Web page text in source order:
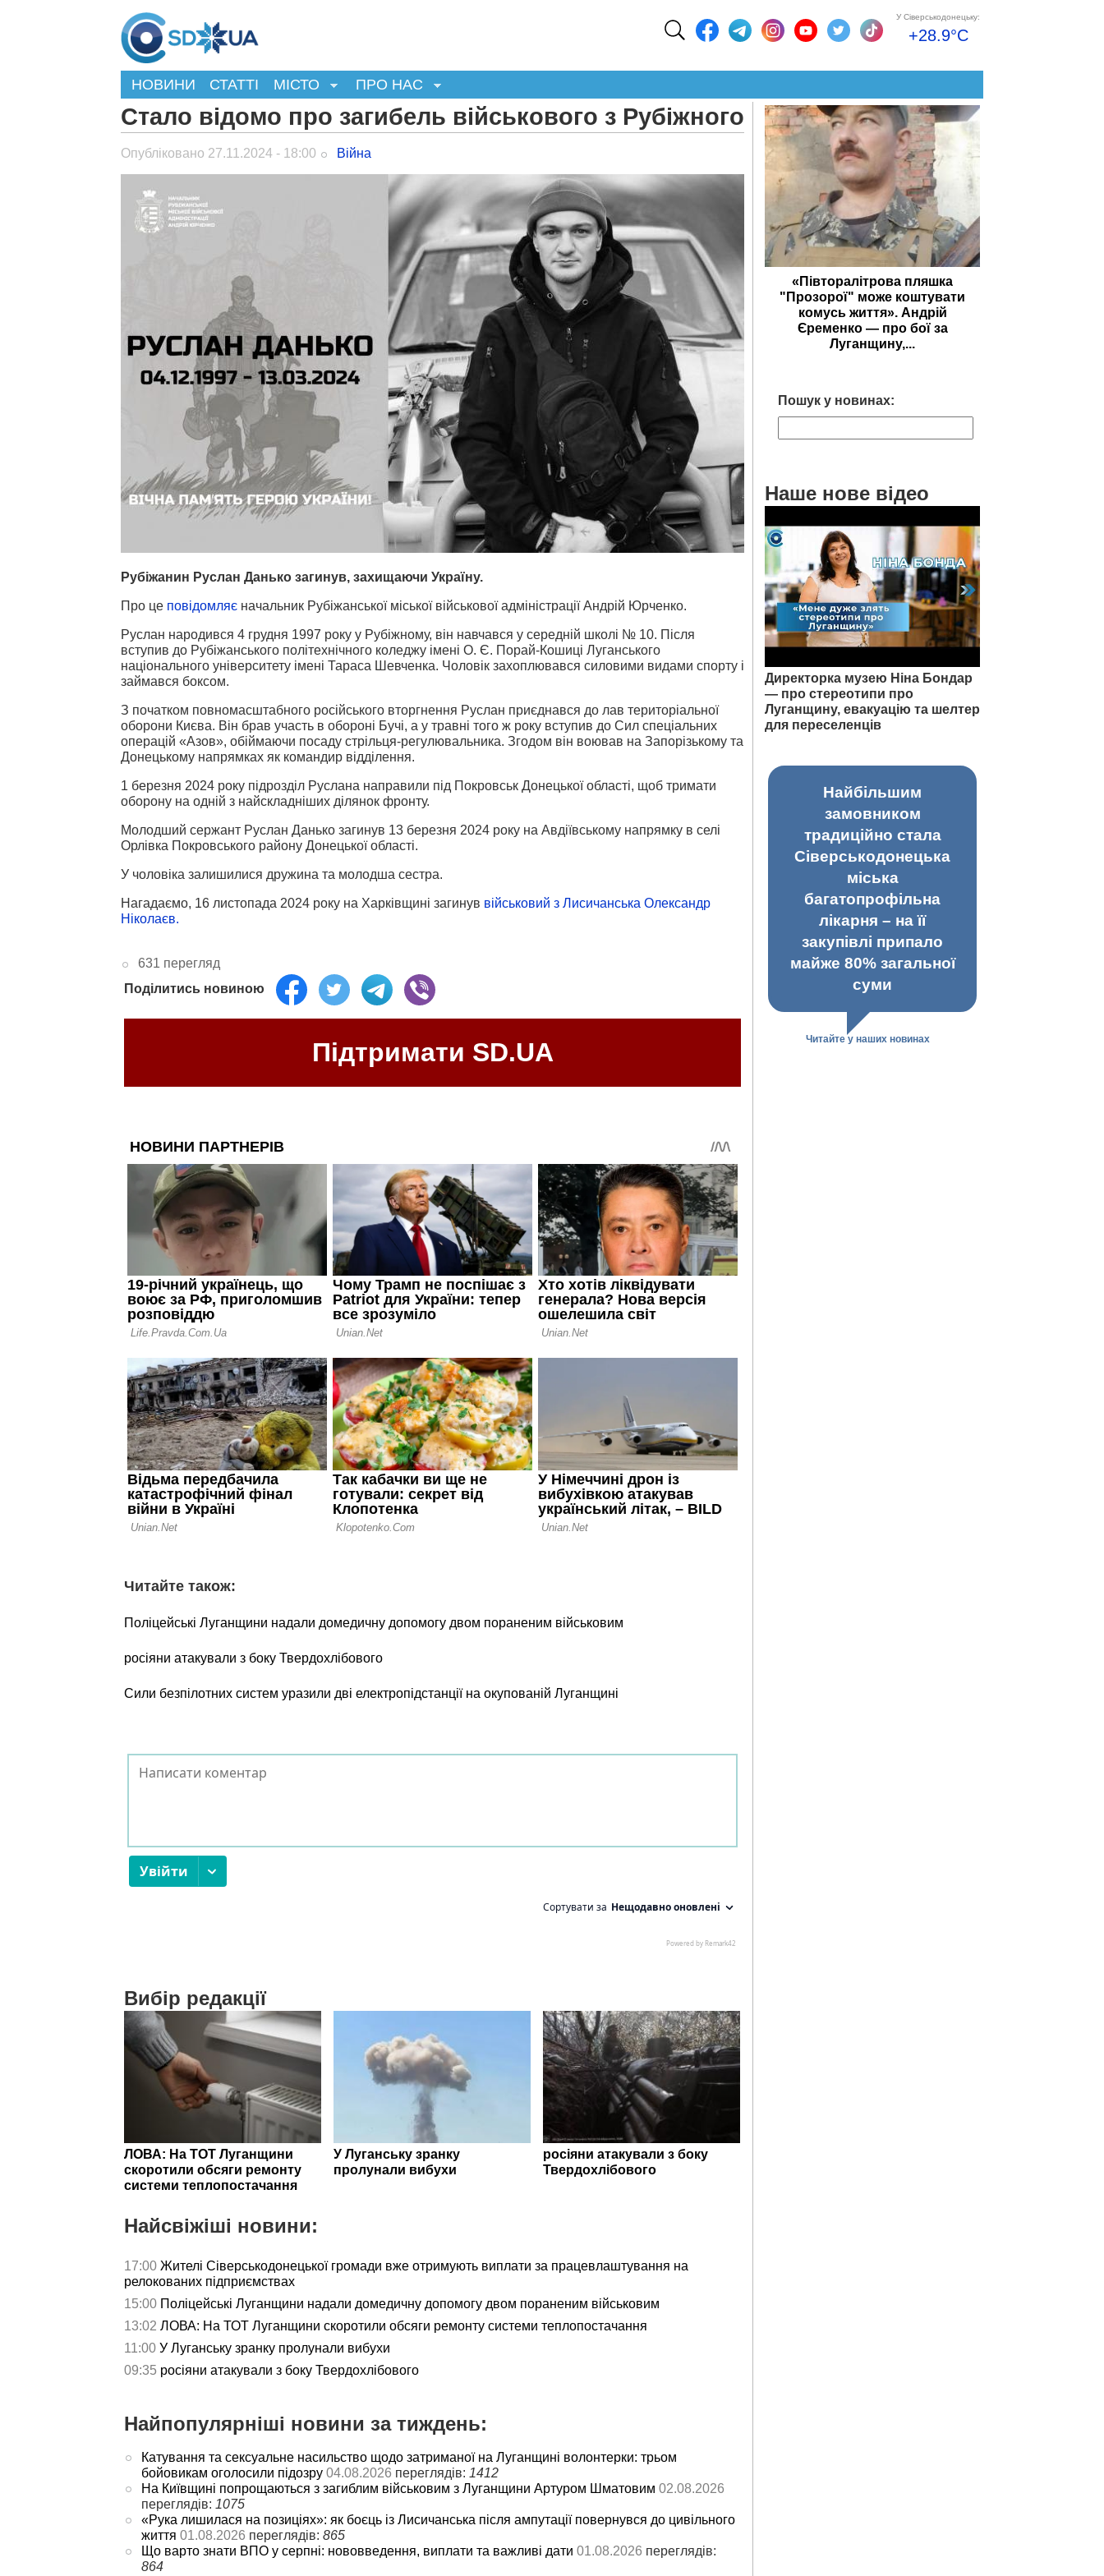
У Сіверськодонецьку:
+28.9°C
НОВИНИ СТАТТІ МІСТО ПРО НАС
Стало відомо про загибель військового з Рубіжного
Опубліковано 27.11.2024 - 18:00 Війна
Рубіжанин Руслан Данько загинув, захищаючи Україну.
Про це повідомляє начальник Рубіжанської міської військової адміністрації Андрій Юрченко.
Руслан народився 4 грудня 1997 року у Рубіжному, він навчався у середній школі № 10. Після
вступив до Рубіжанського політехнічного коледжу імені О. Є. Порай-Кошиці Луганського
національного університету імені Тараса Шевченка. Чоловік захоплювався силовими видами спорту і
займався боксом.
З початком повномасштабного російського вторгнення Руслан приєднався до лав територіальної
оборони Києва. Він брав участь в обороні Бучі, а у травні того ж року вступив до Сил спеціальних
операцій «Азов», обіймаючи посаду стрільця-регулювальника. Згодом він воював на Запорізькому та
Донецькому напрямках як командир відділення.
1 березня 2024 року підрозділ Руслана направили під Покровськ Донецької області, щоб тримати
оборону на одній з найскладніших ділянок фронту.
Молодший сержант Руслан Данько загинув 13 березня 2024 року на Авдіївському напрямку в селі
Орлівка Покровського району Донецької області.
У чоловіка залишилися дружина та молодша сестра.
Нагадаємо, 16 листопада 2024 року на Харківщині загинув військовий з Лисичанська Олександр
Ніколаєв.
631 перегляд
Поділитись новиною
Підтримати SD.UA
Читайте також:
Поліцейські Луганщини надали домедичну допомогу двом пораненим військовим
росіяни атакували з боку Твердохлібового
Сили безпілотних систем уразили дві електропідстанції на окупованій Луганщині
Вибір редакції
ЛОВА: На ТОТ Луганщини
скоротили обсяги ремонту
системи теплопостачання
У Луганську зранку
пролунали вибухи
росіяни атакували з боку
Твердохлібового
Найсвіжіші новини:
17:00 Жителі Сіверськодонецької громади вже отримують виплати за працевлаштування на
релокованих підприємствах
15:00 Поліцейські Луганщини надали домедичну допомогу двом пораненим військовим
13:02 ЛОВА: На ТОТ Луганщини скоротили обсяги ремонту системи теплопостачання
11:00 У Луганську зранку пролунали вибухи
09:35 росіяни атакували з боку Твердохлібового
Найпопулярніші новини за тиждень:
Катування та сексуальне насильство щодо затриманої на Луганщині волонтерки: трьом
бойовикам оголосили підозру 04.08.2026 переглядів: 1412
На Київщині попрощаються з загиблим військовим з Луганщини Артуром Шматовим 02.08.2026
переглядів: 1075
«Рука лишилася на позиціях»: як боєць із Лисичанська після ампутації повернувся до цивільного
життя 01.08.2026 переглядів: 865
Що варто знати ВПО у серпні: нововведення, виплати та важливі дати 01.08.2026 переглядів:
864
«Півторалітрова пляшка
"Прозорої" може коштувати
комусь життя». Андрій
Єременко — про бої за
Луганщину,...
Пошук у новинах:
Наше нове відео
Директорка музею Ніна Бондар
— про стереотипи про
Луганщину, евакуацію та шелтер
для переселенців
Найбільшим
замовником
традиційно стала
Сіверськодонецька
міська
багатопрофільна
лікарня – на її
закупівлі припало
майже 80% загальної
суми
Читайте у наших новинах